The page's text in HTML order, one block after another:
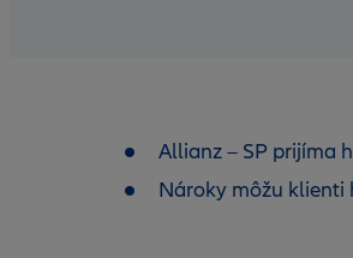
Allianz – SP prijíma
Nároky môžu klienti